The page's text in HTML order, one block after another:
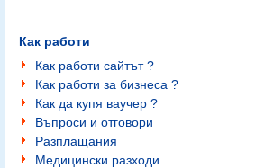
Как работи
Как работи сайтът ?
Как работи за бизнеса ?
Как да купя ваучер ?
Въпроси и отговори
Разплащания
Медицински разходи